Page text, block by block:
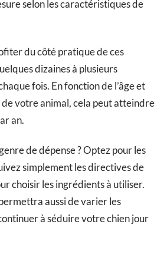
selon les caractéristiques de
du côté pratique de ces
dizaines à plusieurs
fois. En fonction de l’âge et
votre animal, cela peut atteindre
an.
de dépense ? Optez pour les
simplement les directives de
choisir les ingrédients à utiliser.
aussi de varier les
à séduire votre chien jour